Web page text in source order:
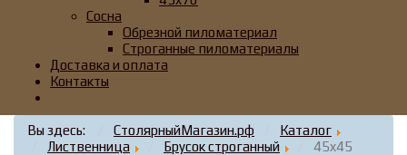
Сосна
Обрезной пиломатериал
Строганные пиломатериалы
Доставка и оплата
Контакты
Вы здесь: СтолярныйМагазин.рф
Каталог
Лиственница
Брусок строганный 45x45